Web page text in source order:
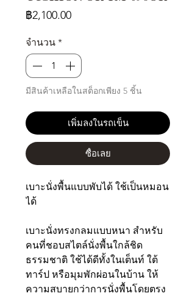
฿2,100.00ราคา
จำนวน *
มีสินค้าเหลือในสต็อกเพียง 5 ชิ้น
เพิ่มลงในรถเข็น
ซื้อเลย
เบาะนั่งพื้นแบบพับได้ ใช้เป็นหมอน
ได้
เบาะนั่งทรงกลมแบบหนา สำหรับ
คนที่ชอบสไตล์นั่งพื้นใกล้ชิด
ธรรมชาติ ใช้ได้ดีทั้งในเต็นท์ ใต้
ทาร์ป หรือมุมพักผ่อนในบ้าน ให้
ความสบายกว่าการนั่งพื้นโดยตรง